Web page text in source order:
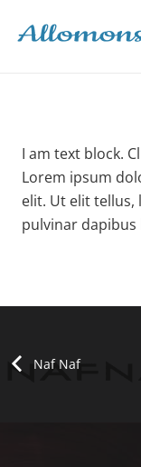
I am text block.
Lorem ipsum
elit. Ut elit
pulvinar dapibus
Naf Naf